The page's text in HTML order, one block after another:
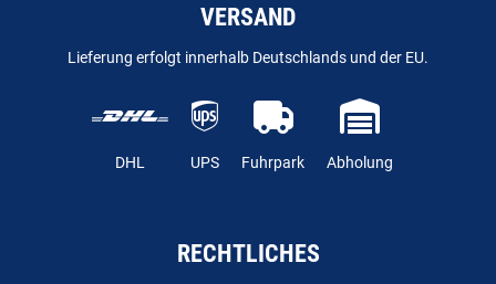
VERSAND
Lieferung erfolgt innerhalb Deutschlands und der EU.
DHL UPS Fuhrpark Abholung
RECHTLICHES